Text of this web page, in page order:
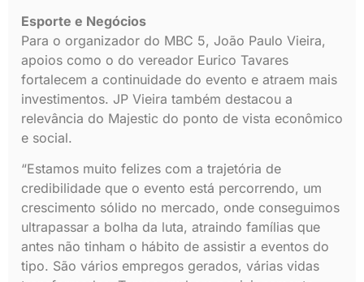
Esporte e Negócios
Para o organizador do MBC 5, João Paulo Vieira,
apoios como o do vereador Eurico Tavares
fortalecem a continuidade do evento e atraem mais
investimentos. JP Vieira também destacou a
relevância do Majestic do ponto de vista econômico
e social.
“Estamos muito felizes com a trajetória de
credibilidade que o evento está percorrendo, um
crescimento sólido no mercado, onde conseguimos
ultrapassar a bolha da luta, atraindo famílias que
antes não tinham o hábito de assistir a eventos do
tipo. São vários empregos gerados, várias vidas